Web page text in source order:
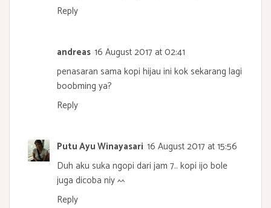
Reply
andreas 16 August 2017 at 02:41
penasaran sama kopi hijau ini kok sekarang lagi
boobming ya?
Reply
Putu Ayu Winayasari 16 August 2017 at 15:56
Duh aku suka ngopi dari jam 7.. kopi ijo bole
juga dicoba niy ^^
Reply